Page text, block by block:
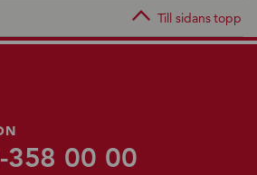
Till sidans topp
358 00 00